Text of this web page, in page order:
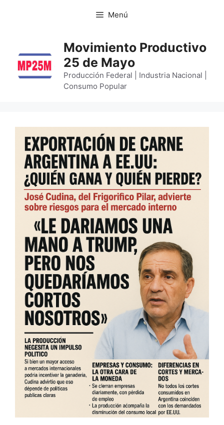
Menú
Movimiento Productivo
25 de Mayo
Producción Federal | Industria Nacional |
Consumo Popular